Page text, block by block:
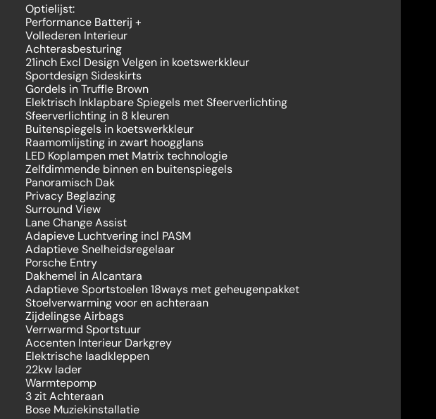
Optielijst:
Performance Batterij +
Vollederen Interieur
Achterasbesturing
21inch Excl Design Velgen in koetswerkkleur
Sportdesign Sideskirts
Gordels in Truffle Brown
Elektrisch Inklapbare Spiegels met Sfeerverlichting
Sfeerverlichting in 8 kleuren
Buitenspiegels in koetswerkkleur
Raamomlijsting in zwart hoogglans
LED Koplampen met Matrix technologie
Zelfdimmende binnen en buitenspiegels
Panoramisch Dak
Privacy Beglazing
Surround View
Lane Change Assist
Adapieve Luchtvering incl PASM
Adaptieve Snelheidsregelaar
Porsche Entry
Dakhemel in Alcantara
Adaptieve Sportstoelen 18ways met geheugenpakket
Stoelverwarming voor en achteraan
Zijdelingse Airbags
Verrwarmd Sportstuur
Accenten Interieur Darkgrey
Elektrische laadkleppen
22kw lader
Warmtepomp
3 zit Achteraan
Bose Muziekinstallatie